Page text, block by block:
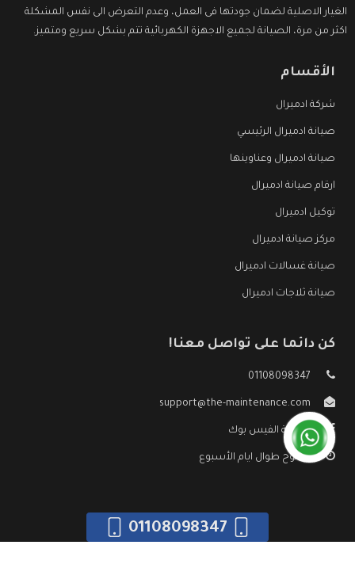
الغيار الاصلية لضمان جودتها فى العمل، وعدم التعرض الى نفس المشكلة
اكثر من مرة، الصيانة لجميع الاجهزة الكهربائية تتم بشكل سريع ومتميز.
الأقسام
شركة ادميرال
صيانة ادميرال الرئيسي
صيانة ادميرال وعناوينها
ارقام صيانة ادميرال
توكيل ادميرال
مركز صيانة ادميرال
صيانة غسالات ادميرال
صيانة ثلاجات ادميرال
كن دائما على تواصل معنا!
01108098347
support@the-maintenance.com
صفحة الفيس بوك
مفتوح طوال ايام الأسبوع
01108098347